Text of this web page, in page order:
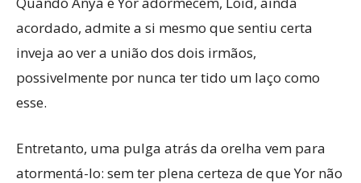
acordado, admite a si mesmo que sentiu certa
inveja ao ver a união dos dois irmãos,
possivelmente por nunca ter tido um laço como
esse.
Entretanto, uma pulga atrás da orelha vem para
atormentá-lo: sem ter plena certeza de que Yor não